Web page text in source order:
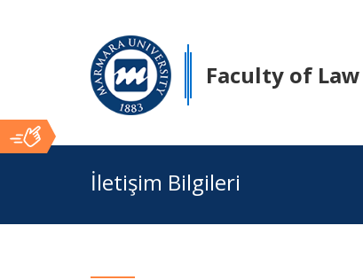
Faculty of Law
İçerik
İletişim Bilgileri